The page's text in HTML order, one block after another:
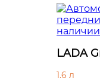
LADA
1.6 л